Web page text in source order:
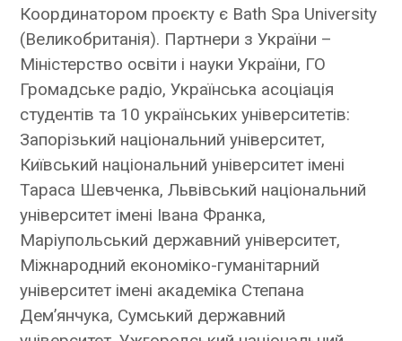
Координатором проєкту є Bath Spa University
(Великобританія). Партнери з України –
Міністерство освіти і науки України, ГО
Громадське радіо, Українська асоціація
студентів та 10 українських університетів:
Запорізький національний університет,
Київський національний університет імені
Тараса Шевченка, Львівський національний
університет імені Івана Франка,
Маріупольський державний університет,
Міжнародний економіко-гуманітарний
університет імені академіка Степана
Дем’янчука, Сумський державний